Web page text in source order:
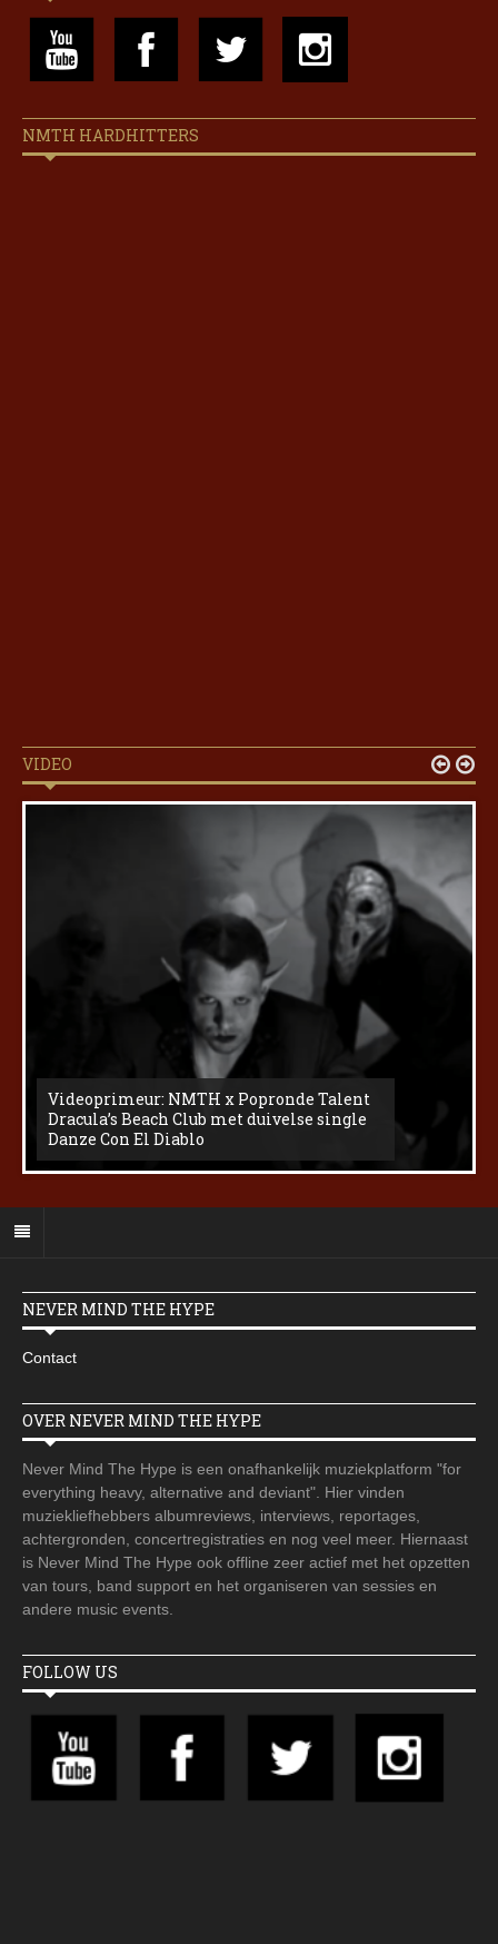
NMTH HARDHITTERS
VIDEO
Videoprimeur: NMTH x Popronde Talent
Dracula’s Beach Club met duivelse single
Danze Con El Diablo
 
NEVER MIND THE HYPE
Contact
OVER NEVER MIND THE HYPE
Never Mind The Hype is een onafhankelijk muziekplatform "for
everything heavy, alternative and deviant". Hier vinden
muziekliefhebbers albumreviews, interviews, reportages,
achtergronden, concertregistraties en nog veel meer. Hiernaast
is Never Mind The Hype ook offline zeer actief met het opzetten
van tours, band support en het organiseren van sessies en
andere music events.
FOLLOW US